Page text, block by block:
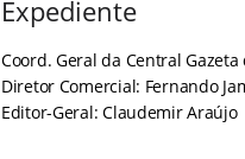
Expediente
Coord. Geral da Central
Diretor Comercial: Fernando
Editor-Geral: Claudemir Araújo